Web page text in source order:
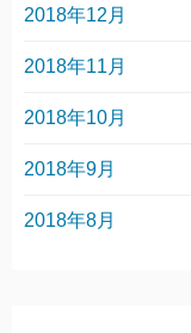
2018年12月
2018年11月
2018年10月
2018年9月
2018年8月